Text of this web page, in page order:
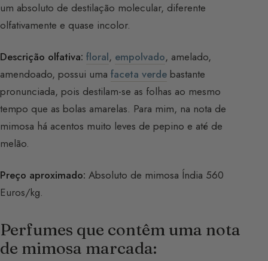
um absoluto de destilação molecular, diferente
olfativamente e quase incolor.
Descrição olfativa: floral, empolvado, amelado,
amendoado, possui uma faceta verde bastante
pronunciada, pois destilam-se as folhas ao mesmo
tempo que as bolas amarelas. Para mim, na nota de
mimosa há acentos muito leves de pepino e até de
melão.
Preço aproximado: Absoluto de mimosa Índia 560
Euros/kg.
Perfumes que contêm uma nota
de mimosa marcada: